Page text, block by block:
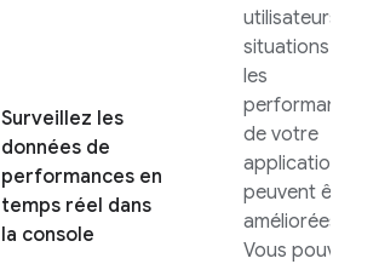
Surveillez les
données de
performances en
temps réel dans
la console
utilisateurs
situations où
les
performances
de votre
application
peuvent être
améliorées.
Vous pouvez